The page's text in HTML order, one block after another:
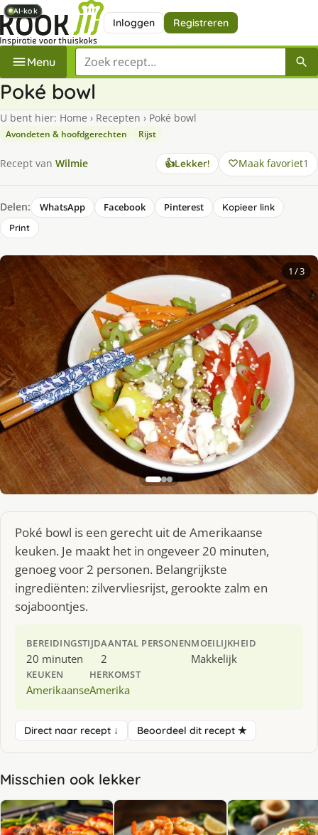
Inloggen Registreren
Menu Zoek een recept
Poké bowl
U bent hier: Home › Recepten › Poké bowl
Avondeten & hoofdgerechten Rijst
Recept van Wilmie 👍Lekker! Maak favoriet1
Delen: WhatsApp Facebook Pinterest
Kopieer link
Print
1 / 3
Poké bowl is een gerecht uit de Amerikaanse
keuken. Je maakt het in ongeveer 20 minuten,
genoeg voor 2 personen. Belangrijkste
ingrediënten: zilvervliesrijst, gerookte zalm en
sojaboontjes.
BEREIDINGSTIJD
20 minuten
AANTAL PERSONEN
2
MOEILIJKHEID
Makkelijk
KEUKEN
Amerikaanse
HERKOMST
Amerika
Direct naar recept ↓ Beoordeel dit recept ★
Misschien ook lekker
AI-kok
AI-kok
AI-kok
AI-kok
AI-kok
AI-kok